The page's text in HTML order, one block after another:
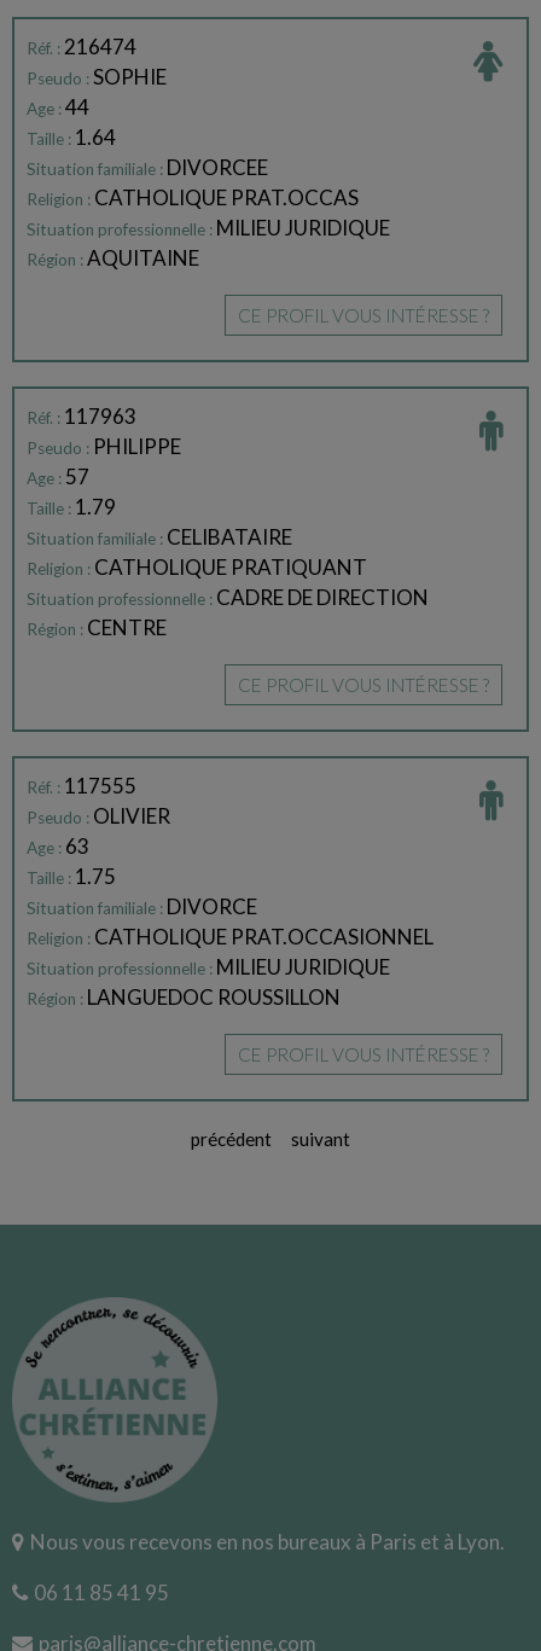
Réf. : 216474
Pseudo :SOPHIE
Age :44
Taille : 1.64
Situation familiale : DIVORCEE
Religion : CATHOLIQUE PRAT.OCCAS
Situation professionnelle : MILIEU JURIDIQUE
Région :AQUITAINE
CE PROFIL VOUS INTÉRESSE ?
Réf. : 117963
Pseudo : PHILIPPE
Age : 57
Taille : 1.79
Situation familiale : CELIBATAIRE
Religion : CATHOLIQUE PRATIQUANT
Situation professionnelle : CADRE DE DIRECTION
Région : CENTRE
CE PROFIL VOUS INTÉRESSE ?
Réf. : 117555
Pseudo : OLIVIER
Age : 63
Taille : 1.75
Situation familiale : DIVORCE
Religion : CATHOLIQUE PRAT.OCCASIONNEL
Situation professionnelle : MILIEU JURIDIQUE
Région : LANGUEDOC ROUSSILLON
CE PROFIL VOUS INTÉRESSE ?
précédent suivant
Nous vous recevons en nos bureaux à Paris et à Lyon.
06 11 85 41 95
paris@alliance-chretienne.com